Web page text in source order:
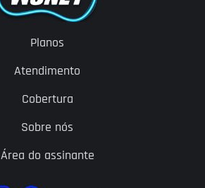
Planos
Atendimento
Cobertura
Sobre nós
Área do assinante